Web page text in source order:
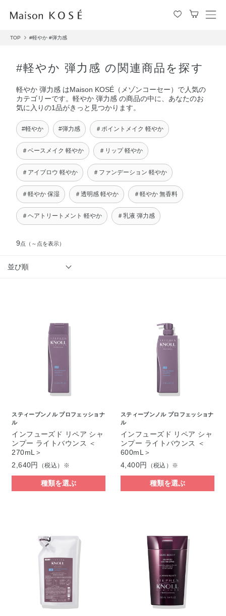
メ
TOP #軽やか #弾力感
#軽やか 弾力感 の関連商品を探す
軽やか 弾力感 はMaison KOSÉ（メゾンコーセー）で人気の
カテゴリーです。軽やか 弾力感 の商品の中に、あなたのお
気に入りの1品がきっと見つかります。
#軽やか #弾力感 ＃ポイントメイク 軽やか
＃ベースメイク 軽やか ＃リップ 軽やか
＃アイブロウ 軽やか ＃ファンデーション 軽やか
＃軽やか 保湿 ＃透明感 軽やか ＃軽やか 無香料
＃ヘアトリートメント 軽やか ＃乳液 弾力感
9点 （～点を表示）
並び順
スティーブンノル プロフェッショナ
ル
インフューズド リペア シャ
ンプー ライトバウンス ＜
270mL＞
2,640円
（税込）※
種類を選ぶ
スティーブンノル プロフェッショナ
ル
インフューズド リペア シャ
ンプー ライトバウンス ＜
600mL＞
4,400円
（税込）※
種類を選ぶ